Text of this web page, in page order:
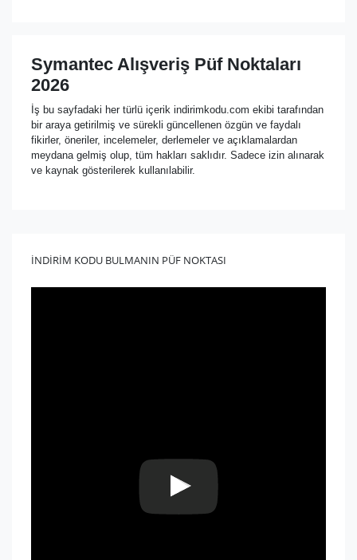
Symantec Alışveriş Püf Noktaları
2026
İş bu sayfadaki her türlü içerik indirimkodu.com ekibi tarafından
bir araya getirilmiş ve sürekli güncellenen özgün ve faydalı
fikirler, öneriler, incelemeler, derlemeler ve açıklamalardan
meydana gelmiş olup, tüm hakları saklıdır. Sadece izin alınarak
ve kaynak gösterilerek kullanılabilir.
İNDİRİM KODU BULMANIN PÜF NOKTASI